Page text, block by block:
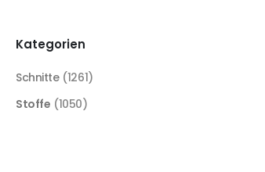
Kategorien
Schnitte (1261)
Stoffe (1050)